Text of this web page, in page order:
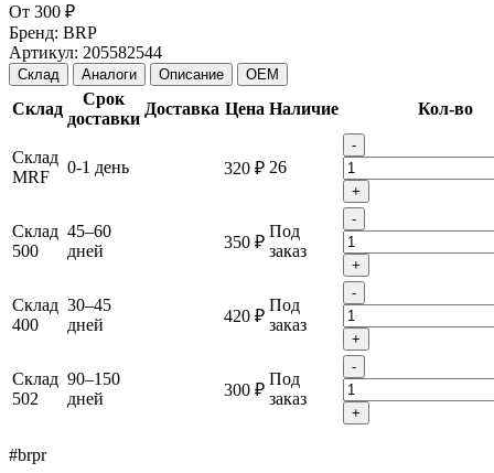
От 300 ₽
Бренд: BRP
Артикул: 205582544
Склад Аналоги Описание OEM
Склад
Срок
доставки
Доставка Цена Наличие Кол-во
Склад
MRF
0-1 день 320 ₽ 26
-
+
Склад
500
45–60
дней
350 ₽
Под
заказ
-
+
Склад
400
30–45
дней
420 ₽
Под
заказ
-
+
Склад
502
90–150
дней
300 ₽
Под
заказ
-
+
#brpr